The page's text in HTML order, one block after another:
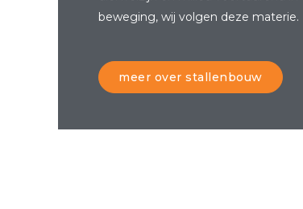
beweging, wij volgen deze materie.
meer over stallenbouw